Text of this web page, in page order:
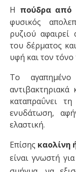
Η πούδρα από
φυσικός
ρυζιού αφαιρεί
του δέρματος
υφή και τον τόνο
Το αγαπημένο
καταπραΰνει
ενυδάτωση,
ελαστική.
Επίσης καολίνη
είναι γνωστή